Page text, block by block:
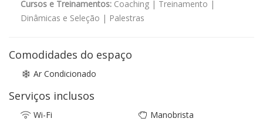
Cursos e Treinamentos: Coaching | Treinamento |
Dinâmicas e Seleção | Palestras
Comodidades do espaço
Ar Condicionado
Serviços inclusos
Wi-Fi
Manobrista